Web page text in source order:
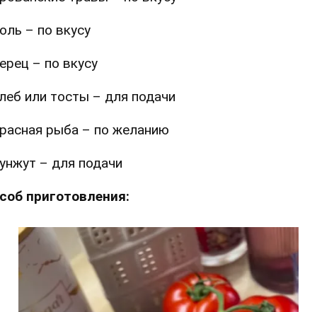
– по вкусу
– по вкусу
или тосты – для подачи
рыба – по желанию
– для подачи
приготовления: